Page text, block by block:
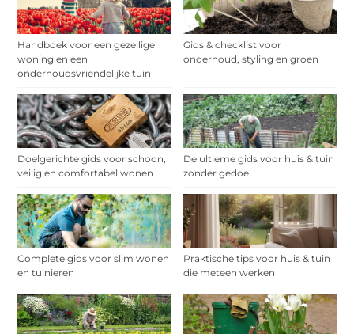
Handboek voor een gezellige
woning en een
onderhoudsvriendelijke tuin
Gids & checklist voor
onderhoud, styling en groen
Doelgerichte gids voor schoon,
veilig en comfortabel wonen
De ultieme gids voor huis & tuin
zonder gedoe
Complete gids voor slim wonen
en tuinieren
Praktische tips voor huis & tuin
die meteen werken